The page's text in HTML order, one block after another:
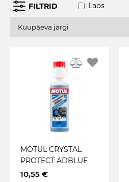
FILTRID Laos
MOTUL CRYSTAL
PROTECT ADBLUE
KRISTALLISEERUMIS
10,55 €